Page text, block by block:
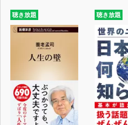
聴き放題 聴き放題